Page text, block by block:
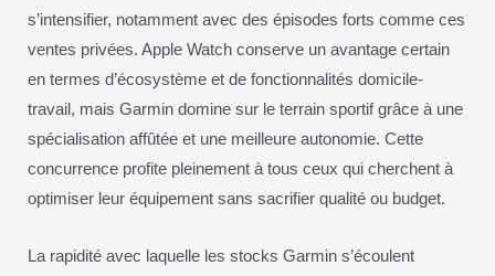
s’intensifier, notamment avec des épisodes forts comme ces
ventes privées. Apple Watch conserve un avantage certain
en termes d’écosystème et de fonctionnalités domicile-
travail, mais Garmin domine sur le terrain sportif grâce à une
spécialisation affûtée et une meilleure autonomie. Cette
concurrence profite pleinement à tous ceux qui cherchent à
optimiser leur équipement sans sacrifier qualité ou budget.
La rapidité avec laquelle les stocks Garmin s’écoulent